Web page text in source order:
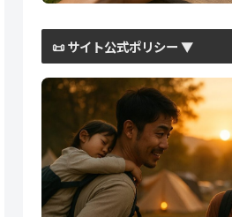
📜 サイト公式ポリシー ▼